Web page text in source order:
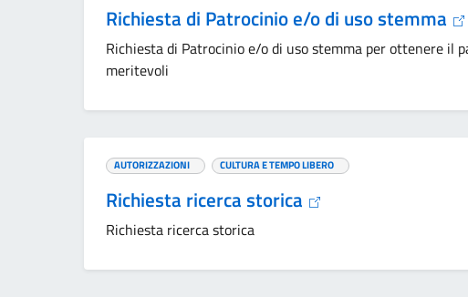
Richiesta di Patrocinio e/o di uso stemma
Richiesta di Patrocinio e/o di uso stemma per ottenere il
meritevoli
AUTORIZZAZIONI CULTURA E TEMPO LIBERO
Richiesta ricerca storica
Richiesta ricerca storica